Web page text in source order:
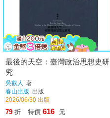
最後的天空：臺灣政治思想史研
究
吳叡人 著
春山出版 出版
2026/06/30 出版
79 折 特價 616 元